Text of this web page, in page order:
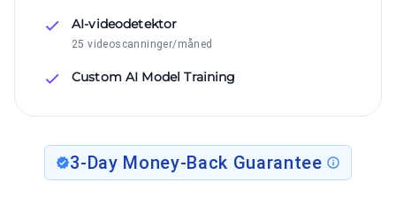
AI-videodetektor
25 videoscanninger/måned
Custom AI Model Training
3-Day Money-Back Guarantee